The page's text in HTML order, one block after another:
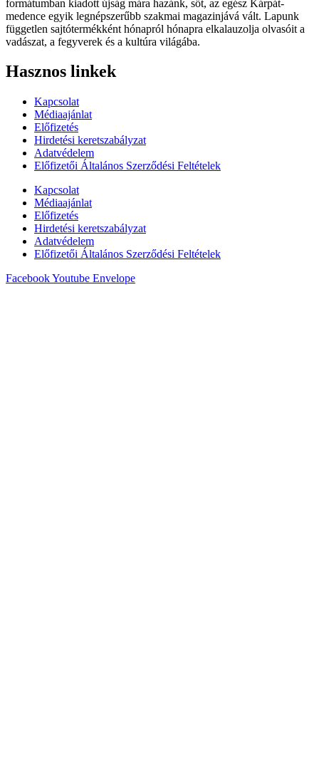
formátumban kiadott újság mára hazánk, sőt, az egész Kárpát-
medence egyik legnépszerűbb szakmai magazinjává vált. Lapunk
független sajtótermékként hónapról hónapra elkalauzolja olvasóit a
vadászat, a fegyverek és a kultúra világába.
Hasznos linkek
Kapcsolat
Médiaajánlat
Előfizetés
Hirdetési keretszabályzat
Adatvédelem
Előfizetői Általános Szerződési Feltételek
Kapcsolat
Médiaajánlat
Előfizetés
Hirdetési keretszabályzat
Adatvédelem
Előfizetői Általános Szerződési Feltételek
FacebookYoutube Envelope